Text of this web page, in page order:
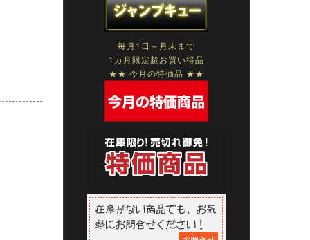
毎月1日～月末まで
1カ月限定超お買い得品
★★ 今月の特価品 ★★